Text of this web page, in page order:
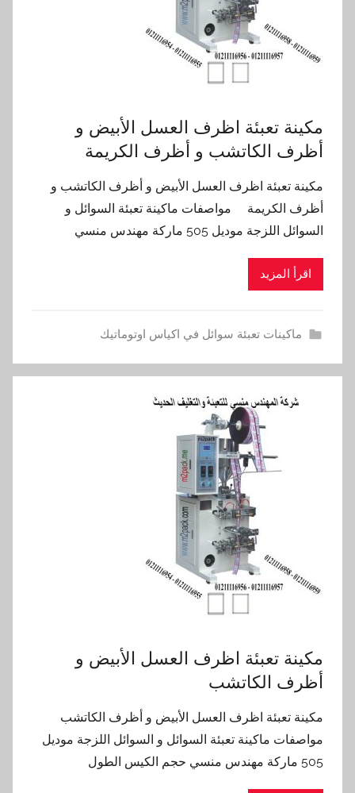
مكينة تعبئة اظرف العسل الأبيض و
أظرف الكاتشب و أظرف الكريمة
مكينة تعبئة اظرف العسل الأبيض و أظرف الكاتشب و
أظرف الكريمة مواصفات ماكينة تعبئة السوائل و
السوائل اللزجة موديل 505 ماركة مهندس منسي
اقرأ المزيد
ماكينات تعبئة سوائل في اكياس اوتوماتيك
مكينة تعبئة اظرف العسل الأبيض و
أظرف الكاتشب
مكينة تعبئة اظرف العسل الأبيض و أظرف الكاتشب
مواصفات ماكينة تعبئة السوائل و السوائل اللزجة موديل
505 ماركة مهندس منسي حجم الكيس الطول